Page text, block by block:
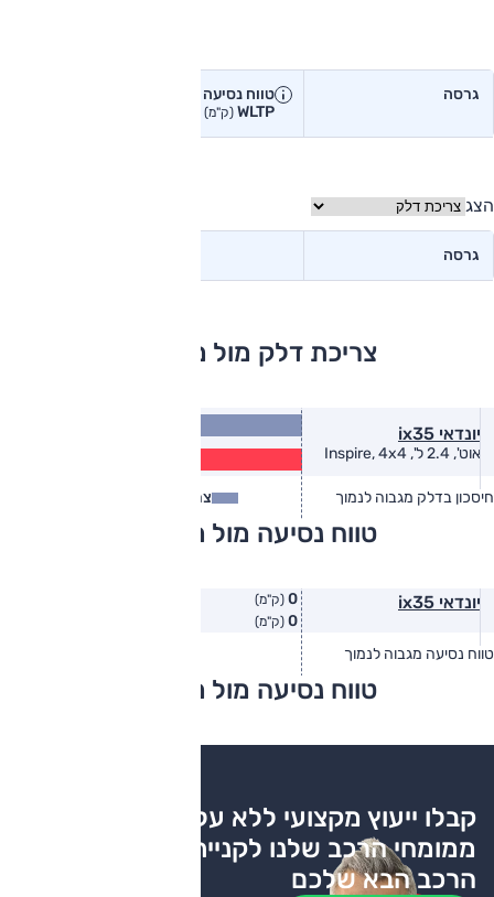
גרסה
טווח נסיעה יצרן
WLTP(ק"מ)
הצג
גרסה
צריכת דלק מול מתחרים
יונדאי ix35
אוט', 2.4 ל', Inspire, 4x4
חיסכון בדלק מגבוה לנמוך צריכת דלק
טווח נסיעה מול מתחרים
יונדאי ix35 0 (ק"מ)
0 (ק"מ)
טווח נסיעה מגבוה לנמוך
טווח נסיעה מול מתחרים
קבלו ייעוץ מקצועי ללא עלות
ממומחי הרכב שלנו לקניית
הרכב הבא שלכם